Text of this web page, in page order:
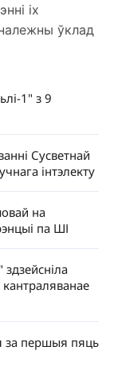
іх
ўклад
1" з 9
Сусветнай
інтэлекту
на
па ШІ
за першыя пяць